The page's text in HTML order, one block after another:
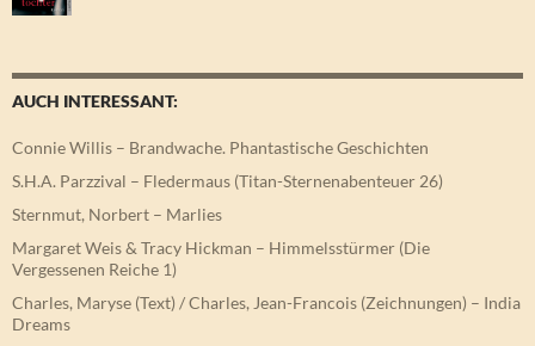
AUCH INTERESSANT:
Connie Willis – Brandwache. Phantastische Geschichten
S.H.A. Parzzival – Fledermaus (Titan-Sternenabenteuer 26)
Sternmut, Norbert – Marlies
Margaret Weis & Tracy Hickman – Himmelsstürmer (Die
Vergessenen Reiche 1)
Charles, Maryse (Text) / Charles, Jean-Francois (Zeichnungen) – India
Dreams